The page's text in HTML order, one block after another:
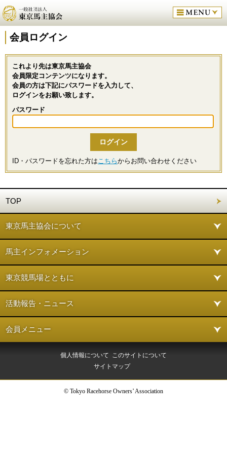
会員ログイン
これより先は東京馬主協会
会員限定コンテンツになります。
会員の方は下記にパスワードを入力して、
ログインをお願い致します。
パスワード
ID・パスワードを忘れた方はこちらからお問い合わせください
TOP
東京馬主協会について
馬主インフォメーション
東京競馬場とともに
活動報告・ニュース
会員メニュー
個人情報について このサイトについて
サイトマップ
© Tokyo Racehorse Owners’ Association